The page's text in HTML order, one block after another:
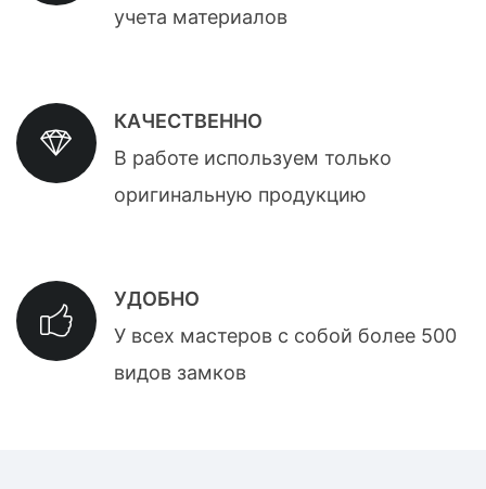
учета материалов
КАЧЕСТВЕННО
В работе используем только
оригинальную продукцию
УДОБНО
У всех мастеров с собой более 500
видов замков